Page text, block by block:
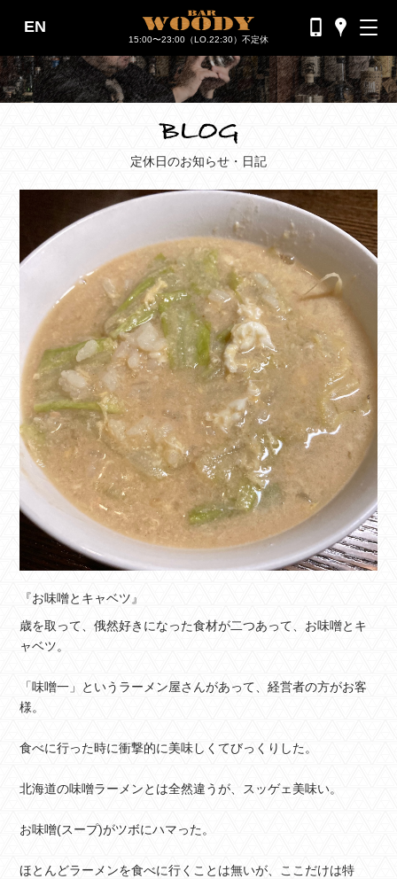
バーウッディTOP
バー ウッディについて
メニュー＆料金
おすすめカクテル
フォトギャラリー
ブログ
過去のブログ
EN
15:00〜23:00（LO.22:30）不定休
定休日のお知らせ・日記
『お味噌とキャベツ』
歳を取って、俄然好きになった食材が二つあって、お味噌とキ
ャベツ。
「味噌一」というラーメン屋さんがあって、経営者の方がお客
様。
食べに行った時に衝撃的に美味しくてびっくりした。
北海道の味噌ラーメンとは全然違うが、スッゲェ美味い。
お味噌(スープ)がツボにハマった。
ほとんどラーメンを食べに行くことは無いが、ここだけは特